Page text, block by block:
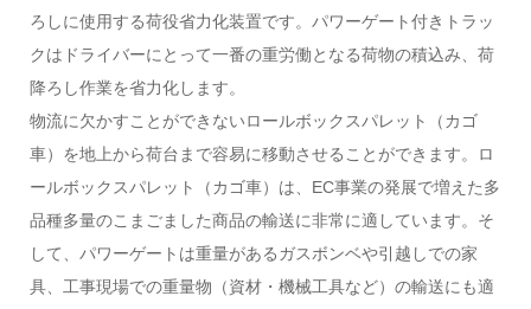
ろしに使用する荷役省力化装置です。パワーゲート付きトラッ
クはドライバーにとって一番の重労働となる荷物の積込み、荷
降ろし作業を省力化します。
物流に欠かすことができないロールボックスパレット（カゴ
車）を地上から荷台まで容易に移動させることができます。ロ
ールボックスパレット（カゴ車）は、EC事業の発展で増えた多
品種多量のこまごました商品の輸送に非常に適しています。そ
して、パワーゲートは重量があるガスボンベや引越しでの家
具、工事現場での重量物（資材・機械工具など）の輸送にも適